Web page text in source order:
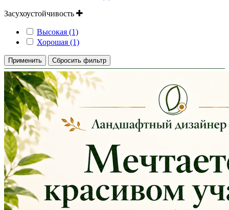
Засухоустойчивость
Высокая (1)
Хорошая (1)
Применить Сбросить фильтр